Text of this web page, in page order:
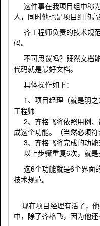
这件事在我项目组中称
人，同时他也是项目组的高
齐工程师负责的技术规
码。
不可思议吗？既然文档
代码就是最好文档。
具体操作如下：
1、项目经理（就是羽之
工程师
2、齐格飞将依照用例、
成这个功能。（当然必须
3、齐格飞将完成的功能
以上步骤重复6次，就是
这6个功能就是6个界面
技术规范。
现在项目经理有活了，
中，除了齐格飞，因为他还